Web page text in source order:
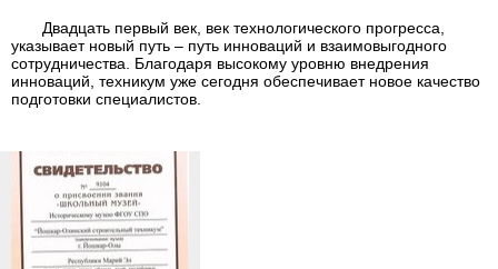
Двадцать первый век, век технологического прогресса,
указывает новый путь – путь инноваций и взаимовыгодного
сотрудничества. Благодаря высокому уровню внедрения
инноваций, техникум уже сегодня обеспечивает новое качество
подготовки специалистов.